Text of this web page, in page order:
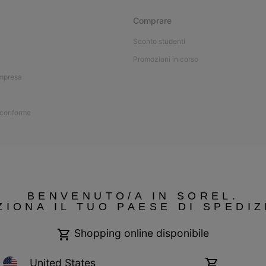
Comprare
Sconto studenti
Promozioni in corso
BENVENUTO/A IN SOREL.
IL TUO PAESE DI
Shopping online disponibile
United States Shopping